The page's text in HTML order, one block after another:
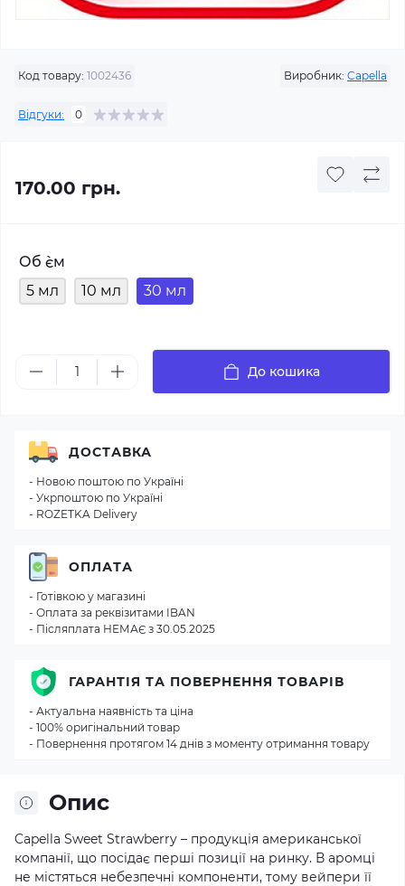
Код товару: 1002436 Виробник: Capella
Відгуки: 0
170.00 грн.
Об `єм
5 мл
10 мл 30 мл
До кошика
Опис
Capella Sweet Strawberry – продукція американської
компанії, що посідає перші позиції на ринку. В аромці
не містяться небезпечні компоненти, тому вейпери її
ДОСТАВКА
- Новою поштою по Україні
- Укрпоштою по Україні
- ROZETKA Delivery
ОПЛАТА
- Готівкою у магазині
- Оплата за реквізитами IBAN
- Післяплата НЕМАЄ з 30.05.2025
ГАРАНТІЯ ТА ПОВЕРНЕННЯ ТОВАРІВ
- Актуальна наявність та ціна
- 100% оригінальний товар
- Повернення протягом 14 днів з моменту отримання товару